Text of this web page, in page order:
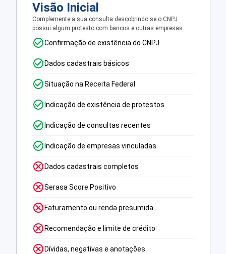
Visão Inicial
Complemente a sua consulta descobrindo se o CNPJ
possui algum protesto com bancos e outras empresas.
Confirmação de existência do CNPJ
Dados cadastrais básicos
Situação na Receita Federal
Indicação de existência de protestos
Indicação de consultas recentes
Indicação de empresas vinculadas
Dados cadastrais completos
Serasa Score Positivo
Faturamento ou renda presumida
Recomendação e limite de crédito
Dívidas, negativas e anotações